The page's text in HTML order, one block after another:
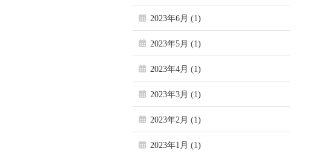
2023年6月 (1)
2023年5月 (1)
2023年4月 (1)
2023年3月 (1)
2023年2月 (1)
2023年1月 (1)